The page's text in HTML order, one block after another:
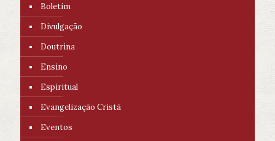
Boletim
Divulgação
Doutrina
Ensino
Espiritual
Evangelização Cristã
Eventos